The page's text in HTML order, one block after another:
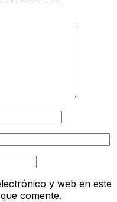
y web en este
comente.